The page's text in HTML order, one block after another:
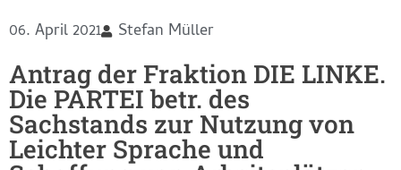
06. April 2021 Stefan Müller
Antrag der Fraktion DIE LINKE.
Die PARTEI betr. des
Sachstands zur Nutzung von
Leichter Sprache und